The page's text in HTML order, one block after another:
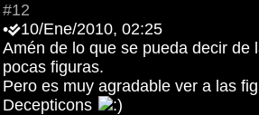
#12
•
10/Ene/2010, 02:25
Amén de lo que se pueda decir de
pocas figuras.
Pero es muy agradable ver a las
Decepticons